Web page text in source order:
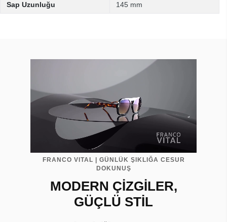
Sap Uzunluğu 145 mm
FRANCO VITAL | GÜNLÜK ŞIKLIĞA CESUR
DOKUNUŞ
MODERN ÇİZGİLER,
GÜÇLÜ STİL